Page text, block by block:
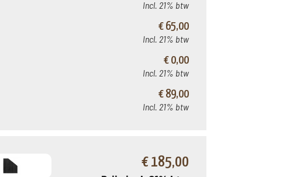
Incl. 21% btw
€ 65,00
Incl. 21% btw
€ 0,00
Incl. 21% btw
€ 89,00
Incl. 21% btw
€ 185,00